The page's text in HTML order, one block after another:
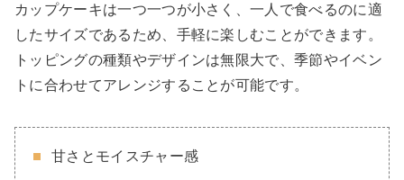
カップケーキは一つ一つが小さく、一人で食べるのに適
したサイズであるため、手軽に楽しむことができます。
トッピングの種類やデザインは無限大で、季節やイベン
トに合わせてアレンジすることが可能です。
甘さとモイスチャー感